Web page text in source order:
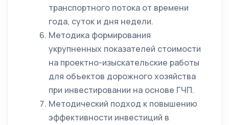
транспортного потока от времени
года, суток и дня недели.
Методика формирования
укрупненных показателей стоимости
на проектно-изыскательские работы
для объектов дорожного хозяйства
при инвестировании на основе ГЧП.
Методический подход к повышению
эффективности инвестиций в